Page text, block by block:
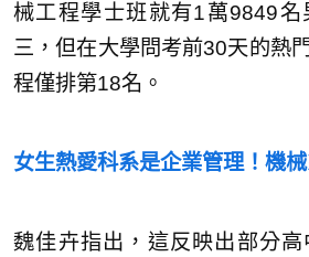
械工程學士班就有1萬9849名
三，但在大學問考前30天的熱
程僅排第18名。
女生熱愛科系是企業管理！機
魏佳卉指出，這反映出部分